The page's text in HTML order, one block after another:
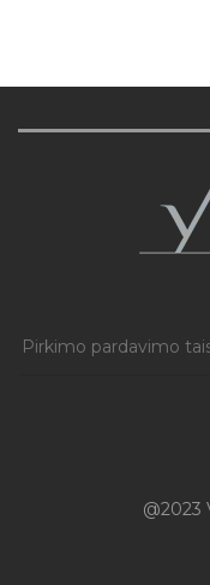
Pirkimo pardavimo
@2023